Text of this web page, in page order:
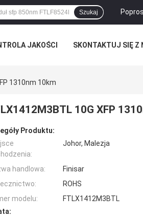
Szukaj
JAKOŚCI SKONTAKTUJ SIĘ Z
1310nm 10km
10G XFP
Produktu:
Johor, Malezja
handlowa:
Finisar
ROHS
modelu:
FTLX1412M3BTL